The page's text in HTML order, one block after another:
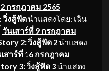
กรกฎาคม 2565
วิ่งสู้ฟัด นำแสดงโดย: เฉิน
วันเสาร์ที่ 9 กรกฎาคม
2: วิ่งสู้ฟัด 2 นำแสดง
สาร์ที่ 16 กรกฎาคม
3: วิ่งสู้ฟัด 3 นำแสดง